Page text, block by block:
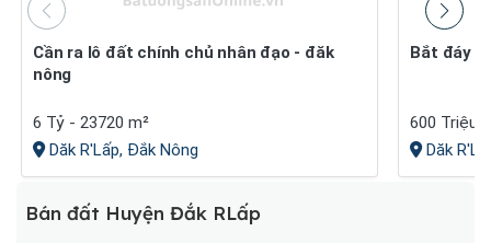
Cần ra lô đất chính chủ nhân đạo - đăk
nông
6 Tỷ - 23720 m²
Dăk R'Lấp, Đắk Nông
Bắt đáy
600 Triệu
Dăk
Bán đất Huyện Đắk RLấp